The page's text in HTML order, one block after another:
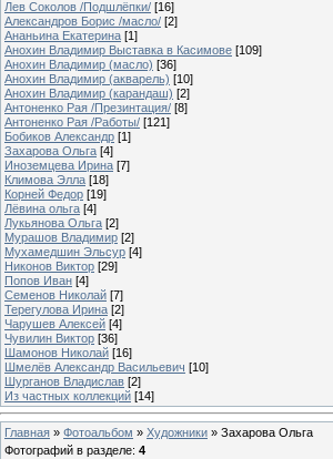
Лев Соколов /Подшлёпки/ [16]
Александров Борис /масло/ [2]
Ананьина Екатерина [1]
Анохин Владимир Выставка в Касимове [109]
Анохин Владимир (масло) [36]
Анохин Владимир (акварель) [10]
Анохин Владимир (карандаш) [2]
Антоненко Рая /Презинтация/ [8]
Антоненко Рая /Работы/ [121]
Бобиков Александр [1]
Захарова Ольга [4]
Иноземцева Ирина [7]
Климова Элла [18]
Корней Федор [19]
Лёвина ольга [4]
Лукьянова Ольга [2]
Мурашов Владимир [2]
Мухамедшин Эльсур [4]
Никонов Виктор [29]
Попов Иван [4]
Семенов Николай [7]
Терегулова Ирина [2]
Чарушев Алексей [4]
Чувилин Виктор [36]
Шамонов Николай [16]
Шмелёв Александр Васильевич [10]
Шурганов Владислав [2]
Из частных коллекций [14]
Главная » Фотоальбом » Художники » Захарова Ольга
Фотографий в разделе: 4